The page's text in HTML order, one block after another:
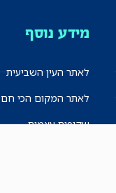
מידע נוסף
לאתר העין השביעית
לאתר המקום הכי חם
שקיפות עצמית